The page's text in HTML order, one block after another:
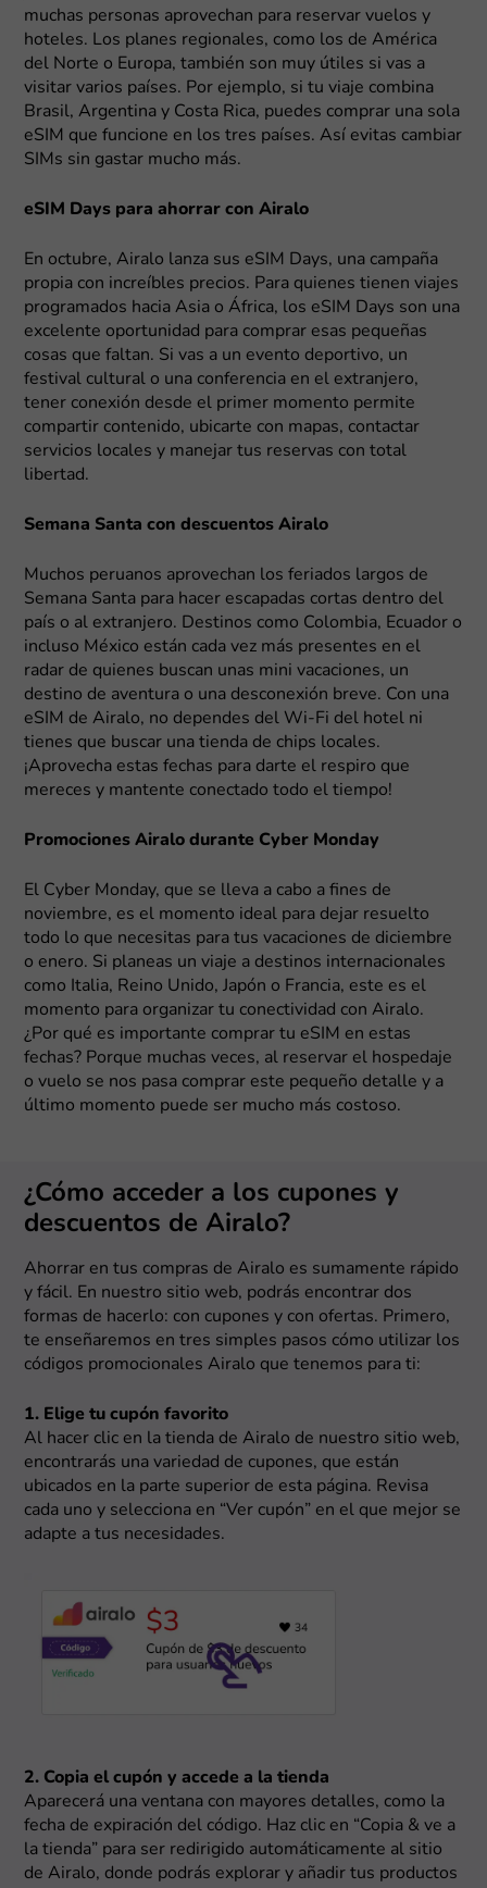
muchas personas aprovechan para reservar vuelos y
hoteles. Los planes regionales, como los de América
del Norte o Europa, también son muy útiles si vas a
visitar varios países. Por ejemplo, si tu viaje combina
Brasil, Argentina y Costa Rica, puedes comprar una sola
eSIM que funcione en los tres países. Así evitas cambiar
SIMs sin gastar mucho más.
eSIM Days para ahorrar con Airalo
En octubre, Airalo lanza sus eSIM Days, una campaña
propia con increíbles precios. Para quienes tienen viajes
programados hacia Asia o África, los eSIM Days son una
excelente oportunidad para comprar esas pequeñas
cosas que faltan. Si vas a un evento deportivo, un
festival cultural o una conferencia en el extranjero,
tener conexión desde el primer momento permite
compartir contenido, ubicarte con mapas, contactar
servicios locales y manejar tus reservas con total
libertad.
Semana Santa con descuentos Airalo
Muchos peruanos aprovechan los feriados largos de
Semana Santa para hacer escapadas cortas dentro del
país o al extranjero. Destinos como Colombia, Ecuador o
incluso México están cada vez más presentes en el
radar de quienes buscan unas mini vacaciones, un
destino de aventura o una desconexión breve. Con una
eSIM de Airalo, no dependes del Wi-Fi del hotel ni
tienes que buscar una tienda de chips locales.
¡Aprovecha estas fechas para darte el respiro que
mereces y mantente conectado todo el tiempo!
Promociones Airalo durante Cyber Monday
El Cyber Monday, que se lleva a cabo a fines de
noviembre, es el momento ideal para dejar resuelto
todo lo que necesitas para tus vacaciones de diciembre
o enero. Si planeas un viaje a destinos internacionales
como Italia, Reino Unido, Japón o Francia, este es el
momento para organizar tu conectividad con Airalo.
¿Por qué es importante comprar tu eSIM en estas
fechas? Porque muchas veces, al reservar el hospedaje
o vuelo se nos pasa comprar este pequeño detalle y a
último momento puede ser mucho más costoso.
¿Cómo acceder a los cupones y
descuentos de Airalo?
Ahorrar en tus compras de Airalo es sumamente rápido
y fácil. En nuestro sitio web, podrás encontrar dos
formas de hacerlo: con cupones y con ofertas. Primero,
te enseñaremos en tres simples pasos cómo utilizar los
códigos promocionales Airalo que tenemos para ti:
1. Elige tu cupón favorito
Al hacer clic en la tienda de Airalo de nuestro sitio web,
encontrarás una variedad de cupones, que están
ubicados en la parte superior de esta página. Revisa
cada uno y selecciona en “Ver cupón” en el que mejor se
adapte a tus necesidades.
2. Copia el cupón y accede a la tienda
Aparecerá una ventana con mayores detalles, como la
fecha de expiración del código. Haz clic en “Copia & ve a
la tienda” para ser redirigido automáticamente al sitio
de Airalo, donde podrás explorar y añadir tus productos